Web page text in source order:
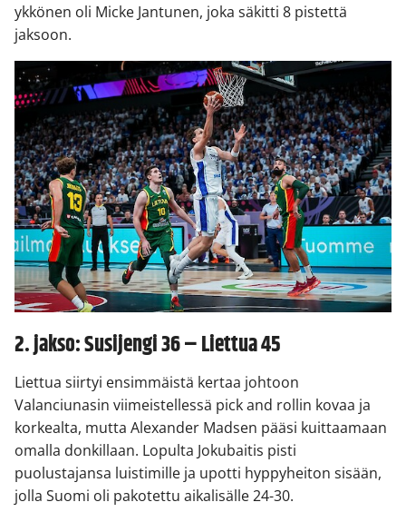
ykkönen oli Micke Jantunen, joka säkitti 8 pistettä
jaksoon.
2. jakso: Susijengi 36 – Liettua 45
Liettua siirtyi ensimmäistä kertaa johtoon
Valanciunasin viimeistellessä pick and rollin kovaa ja
korkealta, mutta Alexander Madsen pääsi kuittaamaan
omalla donkillaan. Lopulta Jokubaitis pisti
puolustajansa luistimille ja upotti hyppyheiton sisään,
jolla Suomi oli pakotettu aikalisälle 24-30.